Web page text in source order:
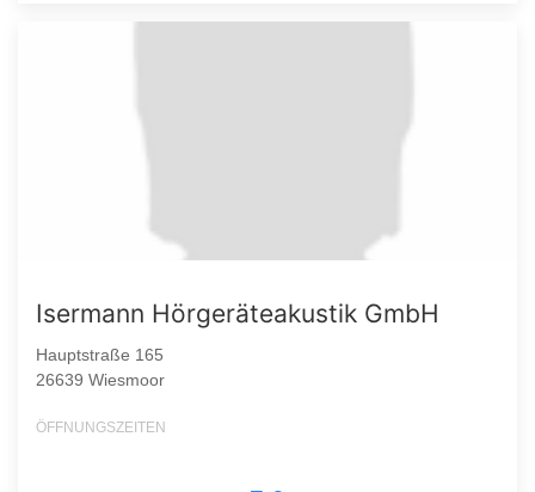
Isermann Hörgeräteakustik GmbH
Hauptstraße 165
26639 Wiesmoor
ÖFFNUNGSZEITEN